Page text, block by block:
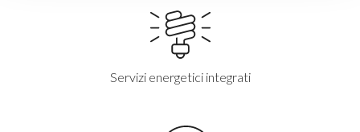
Servizi energetici integrati